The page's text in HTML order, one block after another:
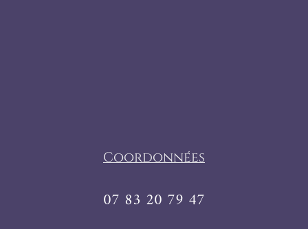
Coordonnées
07 83 20 79 47